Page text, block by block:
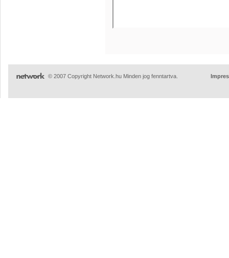
© 2007 Copyright Network.hu Minden jog fenntartva.